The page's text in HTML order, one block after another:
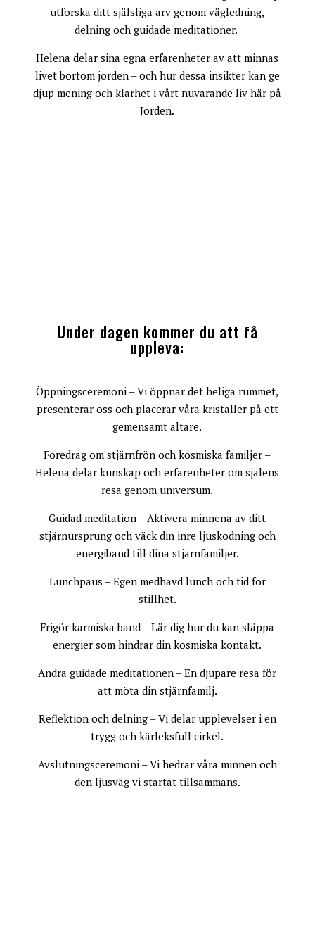
utforska ditt själsliga arv genom vägledning,
delning och guidade meditationer.
Helena delar sina egna erfarenheter av att minnas
livet bortom jorden – och hur dessa insikter kan ge
djup mening och klarhet i vårt nuvarande liv här på
Jorden.
Under dagen kommer du att få
uppleva:
Öppningsceremoni – Vi öppnar det heliga rummet,
presenterar oss och placerar våra kristaller på ett
gemensamt altare.
Föredrag om stjärnfrön och kosmiska familjer –
Helena delar kunskap och erfarenheter om själens
resa genom universum.
Guidad meditation – Aktivera minnena av ditt
stjärnursprung och väck din inre ljuskodning och
energiband till dina stjärnfamiljer.
Lunchpaus – Egen medhavd lunch och tid för
stillhet.
Frigör karmiska band – Lär dig hur du kan släppa
energier som hindrar din kosmiska kontakt.
Andra guidade meditationen – En djupare resa för
att möta din stjärnfamilj.
Reflektion och delning – Vi delar upplevelser i en
trygg och kärleksfull cirkel.
Avslutningsceremoni – Vi hedrar våra minnen och
den ljusväg vi startat tillsammans.